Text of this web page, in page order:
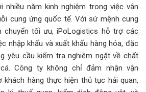
nhiều năm kinh nghiệm trong việc vận
cung ứng quốc tế. Với sứ mệnh cung
chuyển tối ưu, iPoLogistics hỗ trợ các
nhập khẩu và xuất khẩu hàng hóa, đặc
yêu cầu kiểm tra nghiêm ngặt về chất
Công ty không chỉ đảm nhận vận
hàng thực hiện thủ tục hải quan,